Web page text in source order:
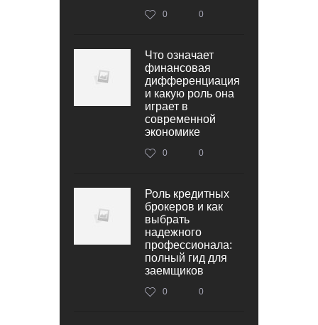
0 0
Что означает
финансовая
дифференциация
и какую роль она
играет в
современной
экономике
0 0
Роль кредитных
брокеров и как
выбрать
надежного
профессионала:
полный гид для
заемщиков
0 0